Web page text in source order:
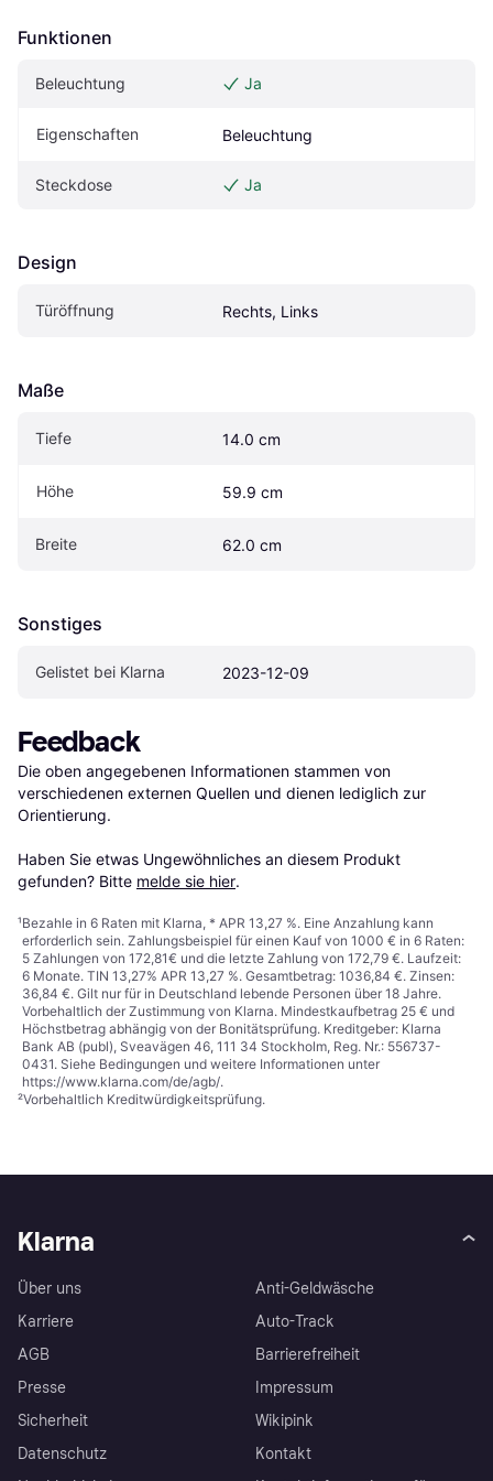
Funktionen
Beleuchtung Ja
Eigenschaften Beleuchtung
Steckdose Ja
Design
Türöffnung Rechts, Links
Maße
Tiefe 14.0 cm
Höhe 59.9 cm
Breite 62.0 cm
Sonstiges
Gelistet bei Klarna 2023-12-09
Feedback
Die oben angegebenen Informationen stammen von
verschiedenen externen Quellen und dienen lediglich zur
Orientierung.
Haben Sie etwas Ungewöhnliches an diesem Produkt
gefunden? Bitte melde sie hier.
¹Bezahle in 6 Raten mit Klarna, * APR 13,27 %. Eine Anzahlung kann
erforderlich sein. Zahlungsbeispiel für einen Kauf von 1000 € in 6 Raten:
5 Zahlungen von 172,81€ und die letzte Zahlung von 172,79 €. Laufzeit:
6 Monate. TIN 13,27% APR 13,27 %. Gesamtbetrag: 1036,84 €. Zinsen:
36,84 €. Gilt nur für in Deutschland lebende Personen über 18 Jahre.
Vorbehaltlich der Zustimmung von Klarna. Mindestkaufbetrag 25 € und
Höchstbetrag abhängig von der Bonitätsprüfung. Kreditgeber: Klarna
Bank AB (publ), Sveavägen 46, 111 34 Stockholm, Reg. Nr.: 556737-
0431. Siehe Bedingungen und weitere Informationen unter
https://www.klarna.com/de/agb/.
²Vorbehaltlich Kreditwürdigkeitsprüfung.
Klarna
Über uns
Karriere
AGB
Presse
Sicherheit
Datenschutz
Anti-Geldwäsche
Auto-Track
Barrierefreiheit
Impressum
Wikipink
Kontakt